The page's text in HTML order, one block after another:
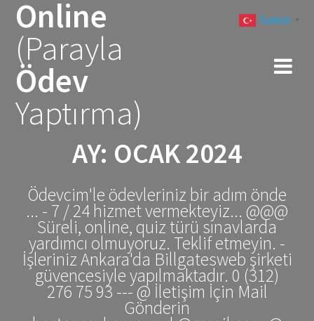
Online
(Parayla
Ödev
Yaptırma)
AY: OCAK 2024
Ödevcim'le ödevleriniz bir adım önde
... - 7 / 24 hizmet vermekteyiz... @@@
Süreli, online, quiz türü sınavlarda
yardımcı olmuyoruz. Teklif etmeyin. -
İşleriniz Ankara'da Billgatesweb şirketi
güvencesiyle yapılmaktadır. 0 (312)
276 75 93 --- @ İletişim İçin Mail
Gönderin
Turkish ▼